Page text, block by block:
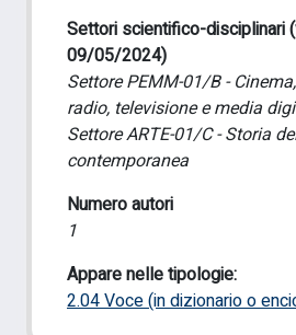
Settori scientifico-disciplinari
09/05/2024)
Settore PEMM-01/B -
radio, televisione e media
Settore ARTE-01/C - Storia
contemporanea
Numero autori
1
Appare nelle tipologie:
2.04 Voce (in dizionario o